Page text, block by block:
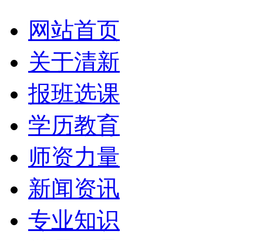
网站首页
关于清新
报班选课
学历教育
师资力量
新闻资讯
专业知识